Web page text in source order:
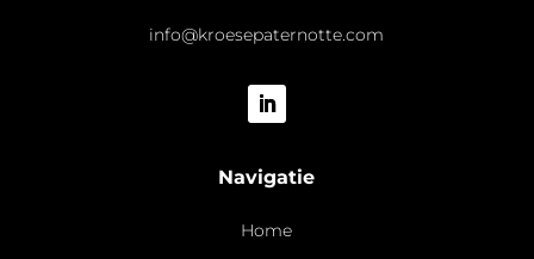
info@kroesepaternotte.com
Navigatie
Home